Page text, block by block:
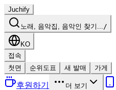
Juchify
노래, 음악집, 음악인 찾기.../
KO
접속
첫면
순위도표 새 발매 가게
후원하기 더 보기